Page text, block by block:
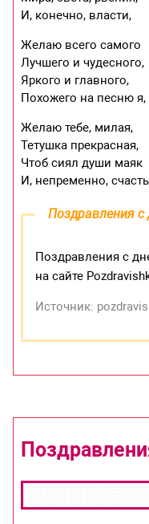
И, конечно, власти,
Желаю всего самого
Лучшего и чудесного,
Яркого и главного,
Похожего на песню я,
Желаю тебе, милая,
Тетушка прекрасная,
Чтоб сиял души маяк
И, непременно,
Поздравления с
Поздравления с
на сайте
Источник: